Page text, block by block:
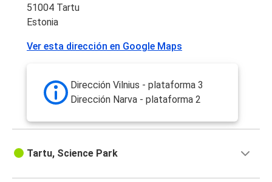
51004 Tartu
Estonia
Ver esta dirección en Google Maps
Dirección Vilnius - plataforma 3
Dirección Narva - plataforma 2
Tartu, Science Park